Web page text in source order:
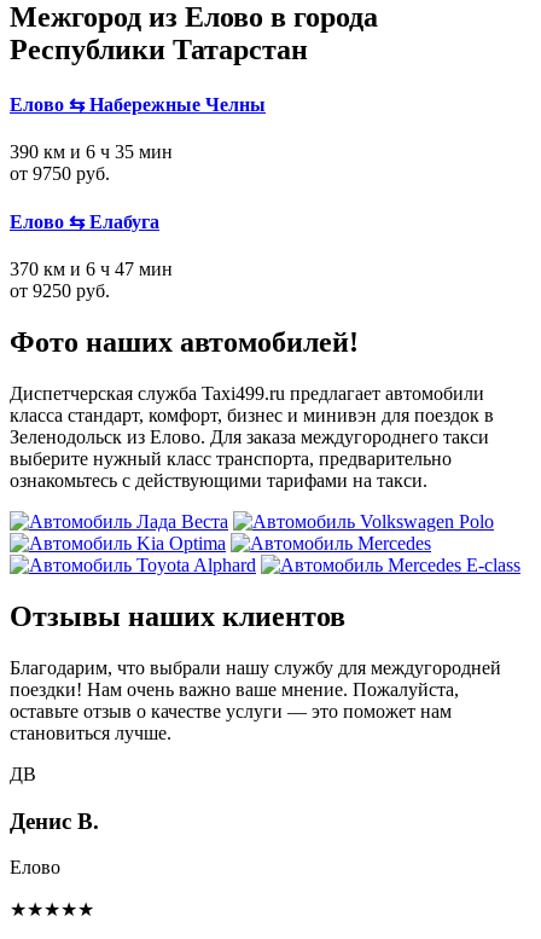
Межгород из Елово в города
Республики Татарстан
Елово ⇆ Набережные Челны
390 км и 6 ч 35 мин
от 9750 руб.
Елово ⇆ Елабуга
370 км и 6 ч 47 мин
от 9250 руб.
Фото наших автомобилей!
Диспетчерская служба Taxi499.ru предлагает автомобили
класса стандарт, комфорт, бизнес и минивэн для поездок в
Зеленодольск из Елово. Для заказа междугороднего такси
выберите нужный класс транспорта, предварительно
ознакомьтесь с действующими тарифами на такси.
Отзывы наших клиентов
Благодарим, что выбрали нашу службу для междугородней
поездки! Нам очень важно ваше мнение. Пожалуйста,
оставьте отзыв о качестве услуги — это поможет нам
становиться лучше.
ДВ
Денис В.
Елово
★★★★★